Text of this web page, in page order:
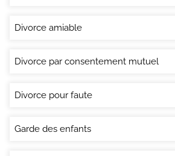
Divorce amiable
Divorce par consentement mutuel
Divorce pour faute
Garde des enfants